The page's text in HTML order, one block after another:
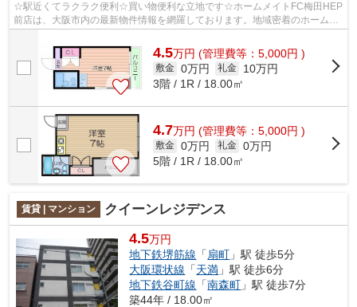
☆駅近くてラクラク便利☆買い物便利な立地です☆ホームメイトFC梅田HEP
前店は、大阪市内の最新物件情報を網羅しております。地域密着のホームメ
4.5万円 (管理費等：5,000円 )
敷金 0万円 礼金
10万円
3階 / 1R / 18.00㎡
4.7万円 (管理費等：5,000円 )
敷金 0万円 礼金 0万円
5階 / 1R / 18.00㎡
賃貸 | マンション クイーンレジデンス
4.5万円
地下鉄堺筋線 「 扇町 」駅 徒歩5分
大阪環状線 「天満 」駅 徒歩6分
地下鉄谷町線 「南森町 」駅 徒歩7分
築44年 / 18.00㎡